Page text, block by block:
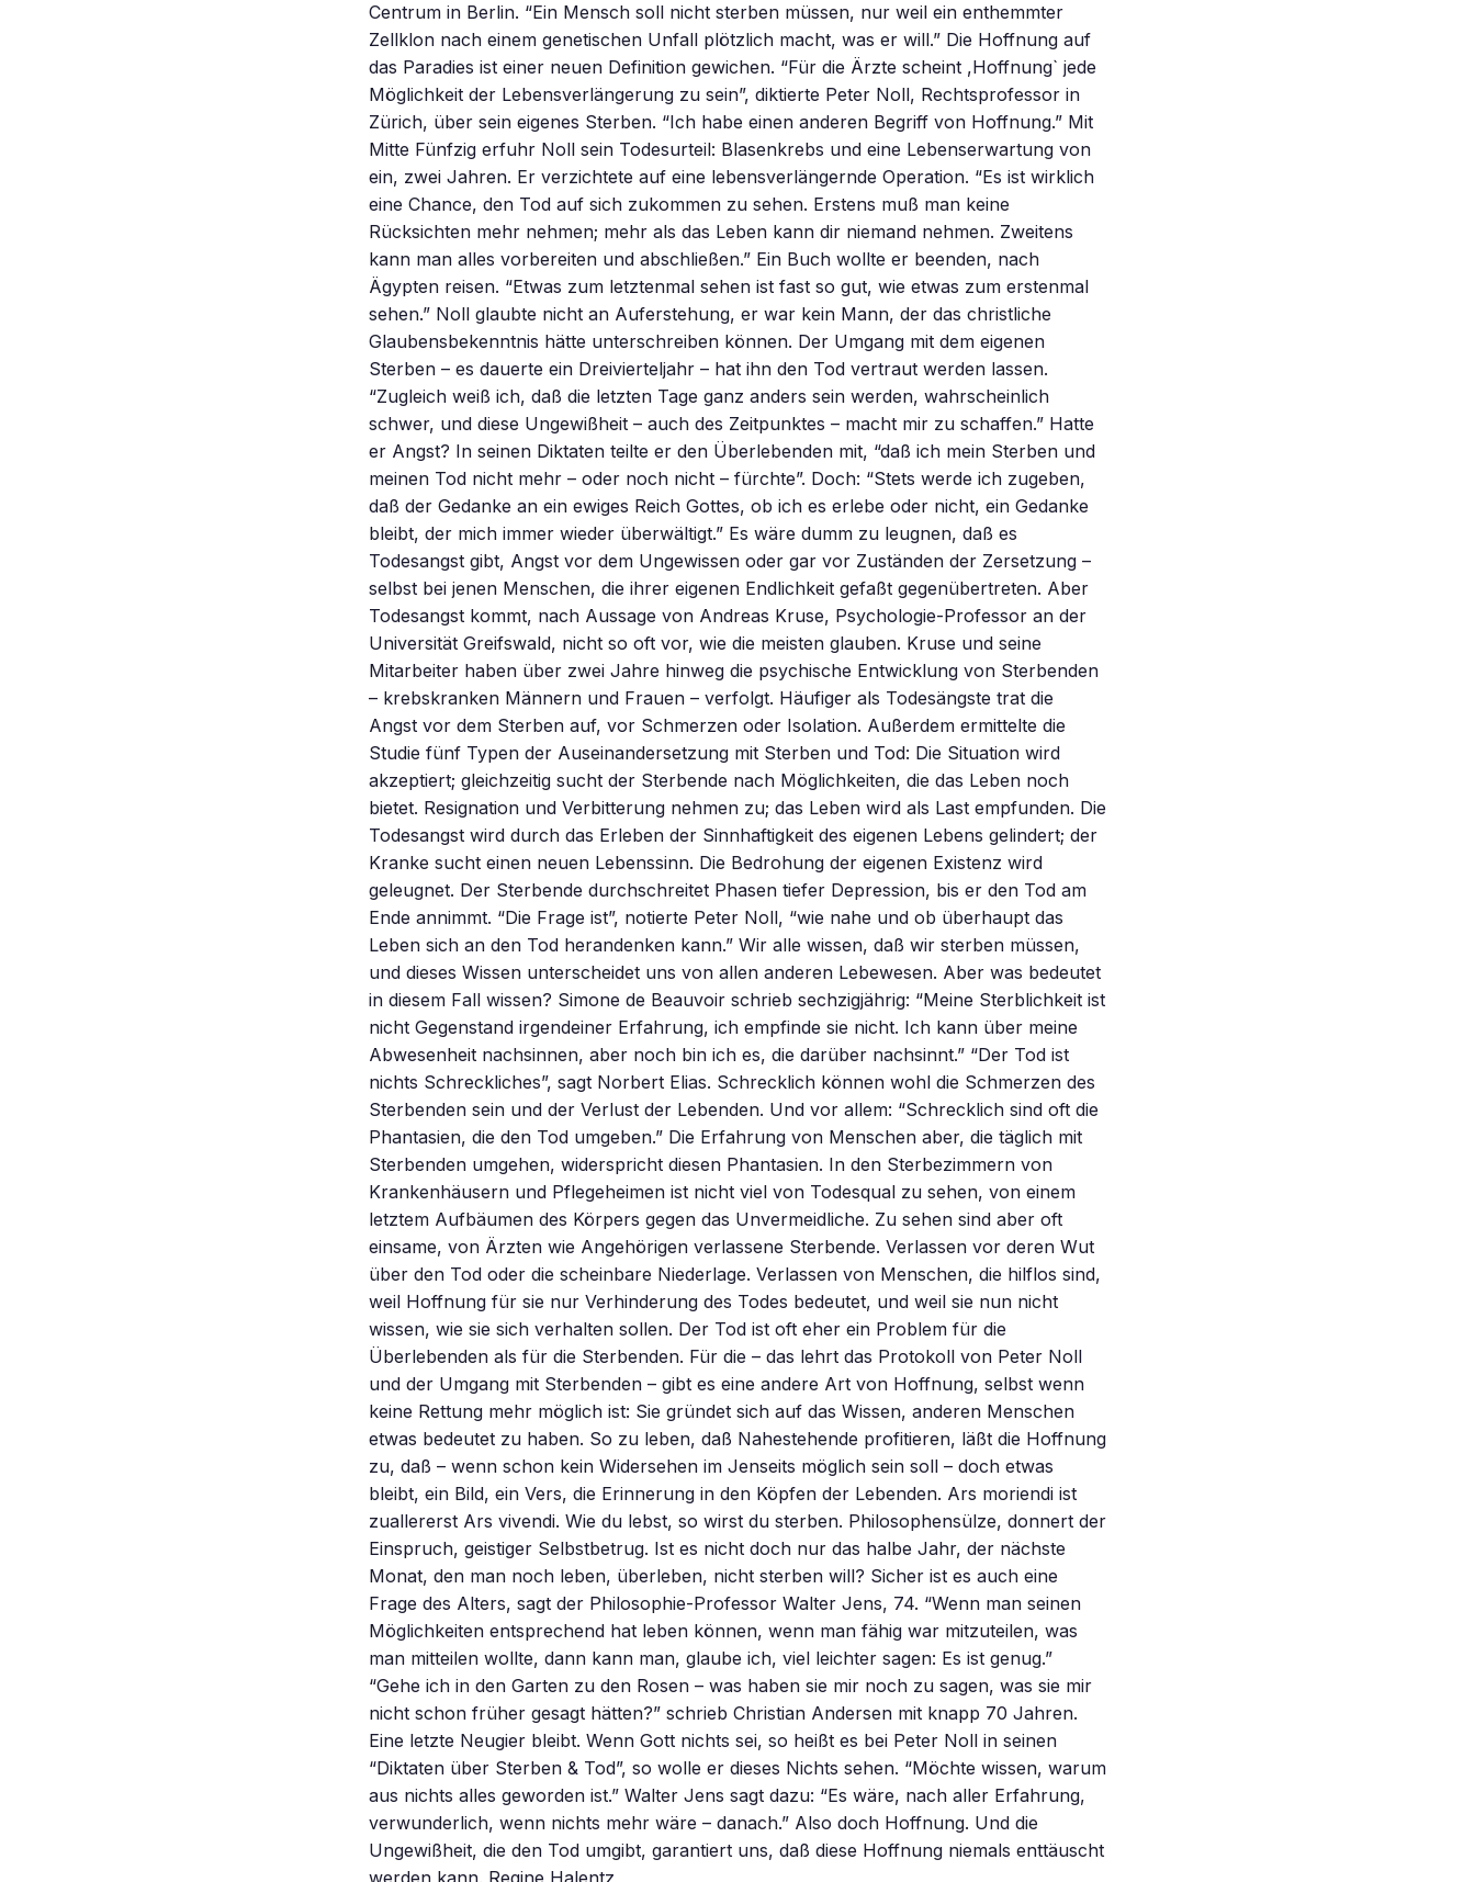
Centrum in Berlin. “Ein Mensch soll nicht sterben müssen, nur weil ein enthemmter
Zellklon nach einem genetischen Unfall plötzlich macht, was er will.” Die Hoffnung auf
das Paradies ist einer neuen Definition gewichen. “Für die Ärzte scheint ,Hoffnung` jede
Möglichkeit der Lebensverlängerung zu sein”, diktierte Peter Noll, Rechtsprofessor in
Zürich, über sein eigenes Sterben. “Ich habe einen anderen Begriff von Hoffnung.” Mit
Mitte Fünfzig erfuhr Noll sein Todesurteil: Blasenkrebs und eine Lebenserwartung von
ein, zwei Jahren. Er verzichtete auf eine lebensverlängernde Operation. “Es ist wirklich
eine Chance, den Tod auf sich zukommen zu sehen. Erstens muß man keine
Rücksichten mehr nehmen; mehr als das Leben kann dir niemand nehmen. Zweitens
kann man alles vorbereiten und abschließen.” Ein Buch wollte er beenden, nach
Ägypten reisen. “Etwas zum letztenmal sehen ist fast so gut, wie etwas zum erstenmal
sehen.” Noll glaubte nicht an Auferstehung, er war kein Mann, der das christliche
Glaubensbekenntnis hätte unterschreiben können. Der Umgang mit dem eigenen
Sterben – es dauerte ein Dreivierteljahr – hat ihn den Tod vertraut werden lassen.
“Zugleich weiß ich, daß die letzten Tage ganz anders sein werden, wahrscheinlich
schwer, und diese Ungewißheit – auch des Zeitpunktes – macht mir zu schaffen.” Hatte
er Angst? In seinen Diktaten teilte er den Überlebenden mit, “daß ich mein Sterben und
meinen Tod nicht mehr – oder noch nicht – fürchte”. Doch: “Stets werde ich zugeben,
daß der Gedanke an ein ewiges Reich Gottes, ob ich es erlebe oder nicht, ein Gedanke
bleibt, der mich immer wieder überwältigt.” Es wäre dumm zu leugnen, daß es
Todesangst gibt, Angst vor dem Ungewissen oder gar vor Zuständen der Zersetzung –
selbst bei jenen Menschen, die ihrer eigenen Endlichkeit gefaßt gegenübertreten. Aber
Todesangst kommt, nach Aussage von Andreas Kruse, Psychologie-Professor an der
Universität Greifswald, nicht so oft vor, wie die meisten glauben. Kruse und seine
Mitarbeiter haben über zwei Jahre hinweg die psychische Entwicklung von Sterbenden
– krebskranken Männern und Frauen – verfolgt. Häufiger als Todesängste trat die
Angst vor dem Sterben auf, vor Schmerzen oder Isolation. Außerdem ermittelte die
Studie fünf Typen der Auseinandersetzung mit Sterben und Tod: Die Situation wird
akzeptiert; gleichzeitig sucht der Sterbende nach Möglichkeiten, die das Leben noch
bietet. Resignation und Verbitterung nehmen zu; das Leben wird als Last empfunden. Die
Todesangst wird durch das Erleben der Sinnhaftigkeit des eigenen Lebens gelindert; der
Kranke sucht einen neuen Lebenssinn. Die Bedrohung der eigenen Existenz wird
geleugnet. Der Sterbende durchschreitet Phasen tiefer Depression, bis er den Tod am
Ende annimmt. “Die Frage ist”, notierte Peter Noll, “wie nahe und ob überhaupt das
Leben sich an den Tod herandenken kann.” Wir alle wissen, daß wir sterben müssen,
und dieses Wissen unterscheidet uns von allen anderen Lebewesen. Aber was bedeutet
in diesem Fall wissen? Simone de Beauvoir schrieb sechzigjährig: “Meine Sterblichkeit ist
nicht Gegenstand irgendeiner Erfahrung, ich empfinde sie nicht. Ich kann über meine
Abwesenheit nachsinnen, aber noch bin ich es, die darüber nachsinnt.” “Der Tod ist
nichts Schreckliches”, sagt Norbert Elias. Schrecklich können wohl die Schmerzen des
Sterbenden sein und der Verlust der Lebenden. Und vor allem: “Schrecklich sind oft die
Phantasien, die den Tod umgeben.” Die Erfahrung von Menschen aber, die täglich mit
Sterbenden umgehen, widerspricht diesen Phantasien. In den Sterbezimmern von
Krankenhäusern und Pflegeheimen ist nicht viel von Todesqual zu sehen, von einem
letztem Aufbäumen des Körpers gegen das Unvermeidliche. Zu sehen sind aber oft
einsame, von Ärzten wie Angehörigen verlassene Sterbende. Verlassen vor deren Wut
über den Tod oder die scheinbare Niederlage. Verlassen von Menschen, die hilflos sind,
weil Hoffnung für sie nur Verhinderung des Todes bedeutet, und weil sie nun nicht
wissen, wie sie sich verhalten sollen. Der Tod ist oft eher ein Problem für die
Überlebenden als für die Sterbenden. Für die – das lehrt das Protokoll von Peter Noll
und der Umgang mit Sterbenden – gibt es eine andere Art von Hoffnung, selbst wenn
keine Rettung mehr möglich ist: Sie gründet sich auf das Wissen, anderen Menschen
etwas bedeutet zu haben. So zu leben, daß Nahestehende profitieren, läßt die Hoffnung
zu, daß – wenn schon kein Widersehen im Jenseits möglich sein soll – doch etwas
bleibt, ein Bild, ein Vers, die Erinnerung in den Köpfen der Lebenden. Ars moriendi ist
zuallererst Ars vivendi. Wie du lebst, so wirst du sterben. Philosophensülze, donnert der
Einspruch, geistiger Selbstbetrug. Ist es nicht doch nur das halbe Jahr, der nächste
Monat, den man noch leben, überleben, nicht sterben will? Sicher ist es auch eine
Frage des Alters, sagt der Philosophie-Professor Walter Jens, 74. “Wenn man seinen
Möglichkeiten entsprechend hat leben können, wenn man fähig war mitzuteilen, was
man mitteilen wollte, dann kann man, glaube ich, viel leichter sagen: Es ist genug.”
“Gehe ich in den Garten zu den Rosen – was haben sie mir noch zu sagen, was sie mir
nicht schon früher gesagt hätten?” schrieb Christian Andersen mit knapp 70 Jahren.
Eine letzte Neugier bleibt. Wenn Gott nichts sei, so heißt es bei Peter Noll in seinen
“Diktaten über Sterben & Tod”, so wolle er dieses Nichts sehen. “Möchte wissen, warum
aus nichts alles geworden ist.” Walter Jens sagt dazu: “Es wäre, nach aller Erfahrung,
verwunderlich, wenn nichts mehr wäre – danach.” Also doch Hoffnung. Und die
Ungewißheit, die den Tod umgibt, garantiert uns, daß diese Hoffnung niemals enttäuscht
werden kann. Regine Halentz